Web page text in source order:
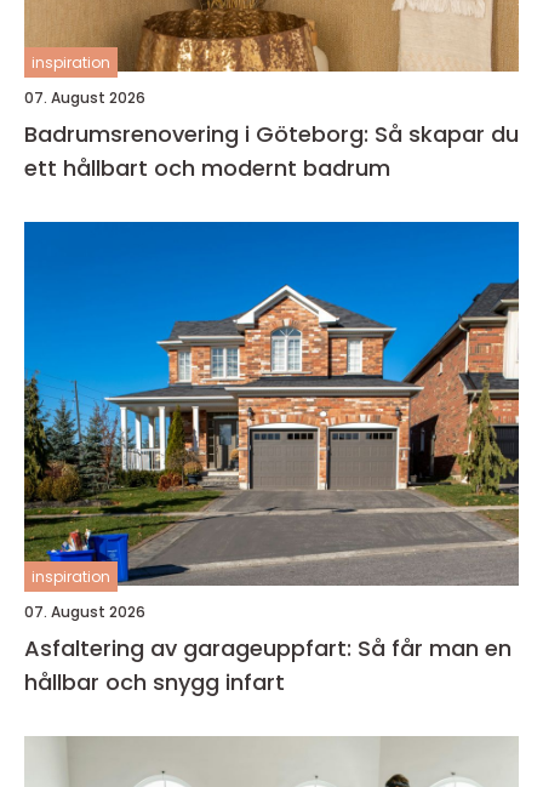
inspiration
07. August 2026
Badrumsrenovering i Göteborg: Så skapar du
ett hållbart och modernt badrum
inspiration
07. August 2026
Asfaltering av garageuppfart: Så får man en
hållbar och snygg infart